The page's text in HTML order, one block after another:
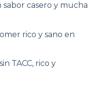
casero y mucha
rico y sano en
TACC, rico y